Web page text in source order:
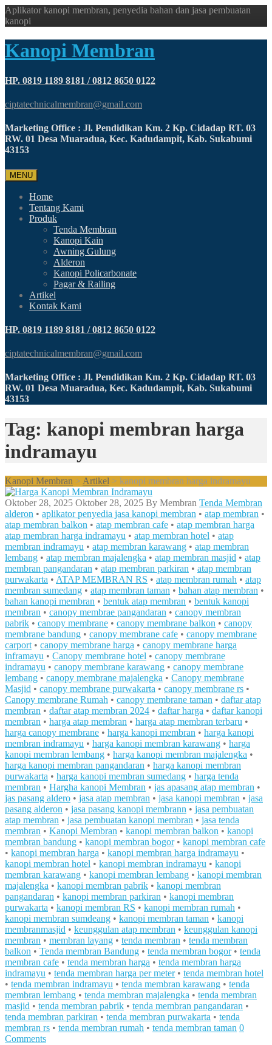
Aplikator kanopi membran, penyedia bahan dan jasa pembuatan
kanopi
Kanopi Membran
HP. 0819 1189 8181 / 0812 8650 0122
ciptatechnicalmembran@gmail.com
Marketing Office : Jl. Pendidikan Km. 2 Kp. Cidadap RT. 03
RW. 01 Desa Muaradua, Kec. Kadudampit, Kab. Sukabumi
43153
MENU
Home
Tentang Kami
Produk
Tenda Membran
Kanopi Kain
Awning Gulung
Alderon
Kanopi Policarbonate
Pagar & Railing
Artikel
Kontak Kami
HP. 0819 1189 8181 / 0812 8650 0122
ciptatechnicalmembran@gmail.com
Marketing Office : Jl. Pendidikan Km. 2 Kp. Cidadap RT. 03
RW. 01 Desa Muaradua, Kec. Kadudampit, Kab. Sukabumi
43153
Tag: kanopi membran harga
indramayu
Kanopi Membran > Artikel > kanopi membran harga indramayu
Oktober 28, 2025 Oktober 28, 2025 By Membran Tenda Membran
alderon • aplikator penyedia jasa kanopi membran • atap membran •
atap membran balkon • atap membran cafe • atap membran harga
atap membran harga indramayu • atap membran hotel • atap
membran indramayu • atap membran karawang • atap membran
lembang • atap membran majalengka • atap membran masjid • atap
membran pangandaran • atap membran parkiran • atap membran
purwakarta • ATAP MEMBRAN RS • atap membran rumah • atap
membran sumedang • atap membran taman • bahan atap membran •
bahan kanopi membran • bentuk atap membran • bentuk kanopi
membran • canopy membrae pangandaran • canopy membran
pabrik • canopy membrane • canopy membrane balkon • canopy
membrane bandung • canopy membrane cafe • canopy membrane
carport • canopy membrane harga • canopy membrane harga
inframayu • Canopy membrane hotel • canopy membrane
indramayu • canopy membrane karawang • canopy membrane
lembang • canopy membrane majalengka • Canopy membrane
Masjid • canopy membrane purwakarta • canopy membrane rs •
Canopy membrane Rumah • canopy membrane taman • daftar atap
membran • daftar atap membran 2024 • daftar harga • daftar kanopi
membran • harga atap membran • harga atap membran terbaru •
harga canopy membrane • harga kanopi membran • harga kanopi
membran indramayu • harga kanopi membran karawang • harga
kanopi membran lembang • harga kanopi membran majalengka •
harga kanopi membran pangandaran • harga kanopi membran
purwakarta • harga kanopi membran sumedang • harga tenda
membran • Hargha kanopi Membran • jas apasang atap membran •
jas pasang aldero • jasa atap membran • jasa kanopi membran • jasa
pasang alderon • jasa pasang kanopi membrann • jasa pembuatan
atap membran • jasa pembuatan kanopi membran • jasa tenda
membran • Kanopi Membran • kanopi membran balkon • kanopi
membran bandung • kanopi membran bogor• kanopi membran cafe
• kanopi membran harga • kanopi membran harga indramayu •
kanopi membran hotel • kanopi membran indramayu • kanopi
membran karawang • kanopi membran lembang • kanopi membran
majalengka • kanopi membran pabrik • kanopi membran
pangandaran • kanopi membran parkiran • kanopi membran
purwakarta • kanopi membran RS • kanopi membran rumah •
kanopi membran sumdeang • kanopi membran taman • kanopi
membranmasjid • keunggulan atap membran • keunggulan kanopi
membran • membran layang • tenda membran • tenda membran
balkon • Tenda membran Bandung • tenda membran bogor• tenda
membran cafe • tenda membran harga • tenda membran harga
indramayu • tenda membran harga per meter• tenda membran hotel
• tenda membran indramayu • tenda membran karawang • tenda
membran lembang • tenda membran majalengka • tenda membran
masjid • tenda membran pabrik • tenda membran pangandaran •
tenda membran parkiran • tenda membran purwakarta • tenda
membran rs • tenda membran rumah • tenda membran taman 0
Comments